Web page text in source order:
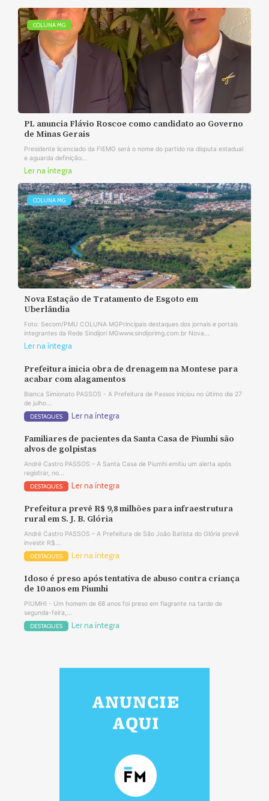
COLUNA MG
PL anuncia Flávio Roscoe como candidato ao Governo
de Minas Gerais
Presidente licenciado da FIEMG será o nome do partido na disputa estadual
e aguarda definição...
Ler na íntegra
COLUNA MG
Nova Estação de Tratamento de Esgoto em
Uberlândia
Foto: Secom/PMU COLUNA MGPrincipais destaques dos jornais e portais
integrantes da Rede Sindijori MGwww.sindijorimg.com.br Nova...
Ler na íntegra
Prefeitura inicia obra de drenagem na Montese para
acabar com alagamentos
Bianca Simionato PASSOS - A Prefeitura de Passos iniciou no último dia 27
de julho...
DESTAQUES Ler na íntegra
Familiares de pacientes da Santa Casa de Piumhi são
alvos de golpistas
André Castro PASSOS – A Santa Casa de Piumhi emitiu um alerta após
registrar, no...
DESTAQUES Ler na íntegra
Prefeitura prevê R$ 9,8 milhões para infraestrutura
rural em S. J. B. Glória
André Castro PASSOS – A Prefeitura de São João Batista do Glória prevê
investir R$...
DESTAQUES Ler na íntegra
Idoso é preso após tentativa de abuso contra criança
de 10 anos em Piumhi
PIUMHI - Um homem de 68 anos foi preso em flagrante na tarde de
segunda-feira,...
DESTAQUES Ler na íntegra